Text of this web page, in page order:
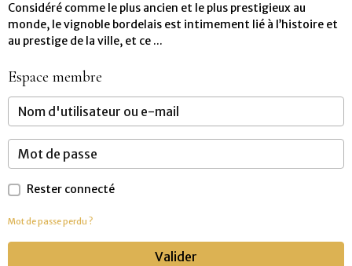
Considéré comme le plus ancien et le plus prestigieux au
monde, le vignoble bordelais est intimement lié à l’histoire et
au prestige de la ville, et ce ...
Espace membre
Rester connecté
Mot de passe perdu ?
Valider